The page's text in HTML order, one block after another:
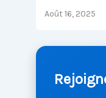
Août 16, 2025